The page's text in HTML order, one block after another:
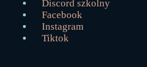
Discord szkolny
Facebook
Instagram
Tiktok